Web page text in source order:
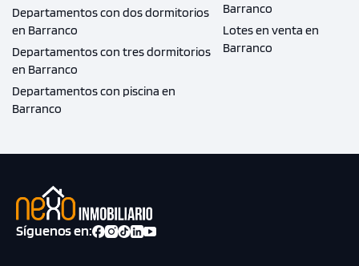
Departamentos con dos dormitorios
en Barranco
Departamentos con tres dormitorios
en Barranco
Departamentos con piscina en
Barranco
Barranco
Lotes en venta en
Barranco
Síguenos en: